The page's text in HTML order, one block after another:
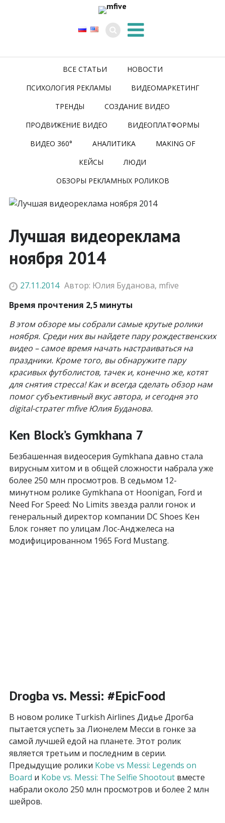
ВСЕ СТАТЬИ
НОВОСТИ
ПСИХОЛОГИЯ РЕКЛАМЫ
ВИДЕОМАРКЕТИНГ
ТРЕНДЫ
СОЗДАНИЕ ВИДЕО
ПРОДВИЖЕНИЕ ВИДЕО
ВИДЕОПЛАТФОРМЫ
ВИДЕО 360°
АНАЛИТИКА
MAKING OF
КЕЙСЫ
ЛЮДИ
ОБЗОРЫ РЕКЛАМНЫХ РОЛИКОВ
Лучшая видеореклама
ноября 2014
27.11.2014 Автор: Юлия Буданова, mfive
Время прочтения 2,5 минуты
В этом обзоре мы собрали самые крутые ролики
ноября. Среди них вы найдете пару рождественских
видео – самое время начать настраиваться на
праздники. Кроме того, вы обнаружите пару
красивых футболистов, тачек и, конечно же, котят
для снятия стресса! Как и всегда сделать обзор нам
помог субъективный вкус автора, и сегодня это
digital-стратег mfive Юлия Буданова.
Ken Block’s Gymkhana 7
Безбашенная видеосерия Gymkhana давно стала
вирусным хитом и в общей сложности набрала уже
более 250 млн просмотров. В седьмом 12-
минутном ролике Gymkhana от Hoonigan, Ford и
Need For Speed: No Limits звезда ралли гонок и
генеральный директор компании DC Shoes Кен
Блок гоняет по улицам Лос-Анджелеса на
модифицированном 1965 Ford Mustang.
Drogba vs. Messi: #EpicFood
В новом ролике Turkish Airlines Дидье Дрогба
пытается успеть за Лионелем Месси в гонке за
самой лучшей едой на планете. Этот ролик
является третьим и последним в серии.
Предыдущие ролики Kobe vs Messi: Legends on
Board и Kobe vs. Messi: The Selfie Shootoutвместе
набрали около 250 млн просмотров и более 2 млн
шейров.